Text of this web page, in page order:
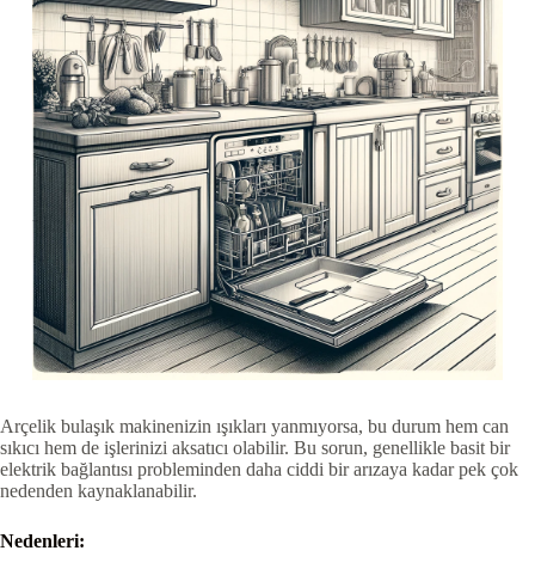
Arçelik bulaşık makinenizin ışıkları yanmıyorsa, bu durum hem can
sıkıcı hem de işlerinizi aksatıcı olabilir. Bu sorun, genellikle basit bir
elektrik bağlantısı probleminden daha ciddi bir arızaya kadar pek çok
nedenden kaynaklanabilir.
Nedenleri: